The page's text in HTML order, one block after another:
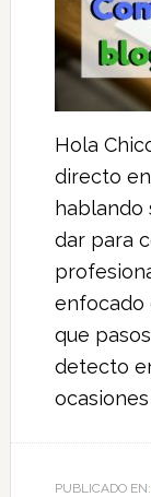
Hola
directo en
hablando
dar para
enfocado
que
detecto
ocasiones
PUBLICADO EN: